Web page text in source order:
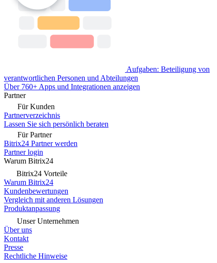
Aufgaben: Beteiligung von
verantwortlichen Personen und Abteilungen
Über 760+ Apps und Integrationen anzeigen
Partner
Für Kunden
Partnerverzeichnis
Lassen Sie sich persönlich beraten
Für Partner
Bitrix24 Partner werden
Partner login
Warum Bitrix24
Bitrix24 Vorteile
Warum Bitrix24
Kundenbewertungen
Vergleich mit anderen Lösungen
Produktanpassung
Unser Unternehmen
Über uns
Kontakt
Presse
Rechtliche Hinweise